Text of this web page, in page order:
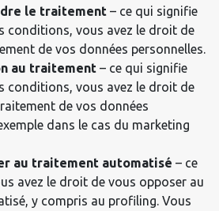
le traitement – ce qui signifie
conditions, vous avez le droit de
de vos données personnelles.
au traitement – ce qui signifie
conditions, vous avez le droit de
de vos données
dans le cas du marketing
au traitement automatisé – ce
avez le droit de vous opposer au
y compris au profiling. Vous